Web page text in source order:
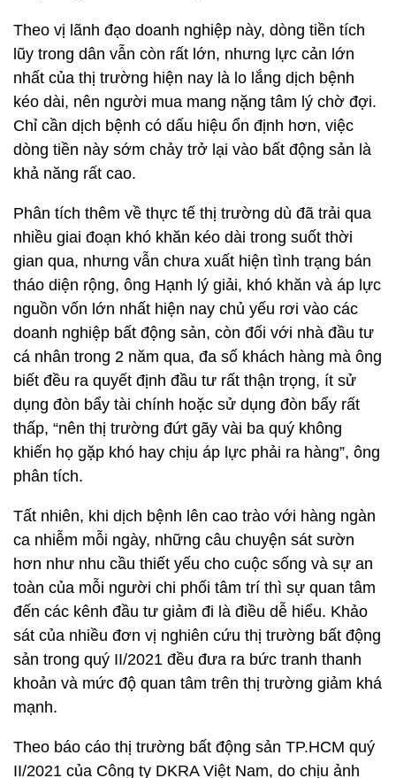
Theo vị lãnh đạo doanh nghiệp này, dòng tiền tích
lũy trong dân vẫn còn rất lớn, nhưng lực cản lớn
nhất của thị trường hiện nay là lo lắng dịch bệnh
kéo dài, nên người mua mang nặng tâm lý chờ đợi.
Chỉ cần dịch bệnh có dấu hiệu ổn định hơn, việc
dòng tiền này sớm chảy trở lại vào bất động sản là
khả năng rất cao.
Phân tích thêm về thực tế thị trường dù đã trải qua
nhiều giai đoạn khó khăn kéo dài trong suốt thời
gian qua, nhưng vẫn chưa xuất hiện tình trạng bán
tháo diện rộng, ông Hạnh lý giải, khó khăn và áp lực
nguồn vốn lớn nhất hiện nay chủ yếu rơi vào các
doanh nghiệp bất động sản, còn đối với nhà đầu tư
cá nhân trong 2 năm qua, đa số khách hàng mà ông
biết đều ra quyết định đầu tư rất thận trọng, ít sử
dụng đòn bẩy tài chính hoặc sử dụng đòn bẩy rất
thấp, “nên thị trường đứt gãy vài ba quý không
khiến họ gặp khó hay chịu áp lực phải ra hàng”, ông
phân tích.
Tất nhiên, khi dịch bệnh lên cao trào với hàng ngàn
ca nhiễm mỗi ngày, những câu chuyện sát sườn
hơn như nhu cầu thiết yếu cho cuộc sống và sự an
toàn của mỗi người chi phối tâm trí thì sự quan tâm
đến các kênh đầu tư giảm đi là điều dễ hiểu. Khảo
sát của nhiều đơn vị nghiên cứu thị trường bất động
sản trong quý II/2021 đều đưa ra bức tranh thanh
khoản và mức độ quan tâm trên thị trường giảm khá
mạnh.
Theo báo cáo thị trường bất động sản TP.HCM quý
II/2021 của Công ty DKRA Việt Nam, do chịu ảnh